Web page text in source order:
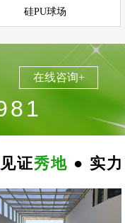
硅PU球场
在线咨询+
见证秀地 ● 实力